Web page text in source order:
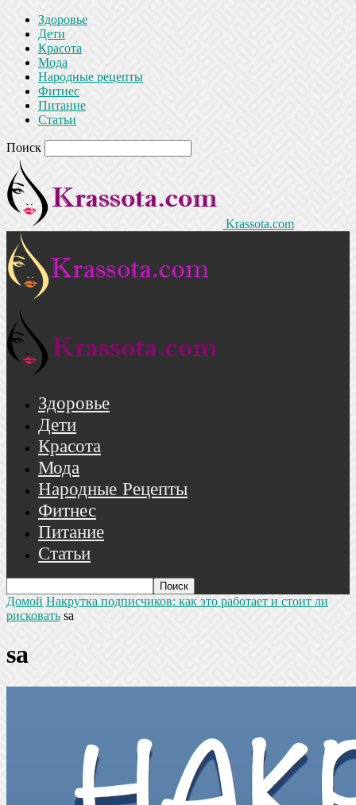
Здоровье
Дети
Красота
Мода
Народные рецепты
Фитнес
Питание
Статьи
Поиск
Krassota.com
Здоровье
Дети
Красота
Мода
Народные Рецепты
Фитнес
Питание
Статьи
Домой Накрутка подписчиков: как это работает и стоит ли
рисковать sa
sa